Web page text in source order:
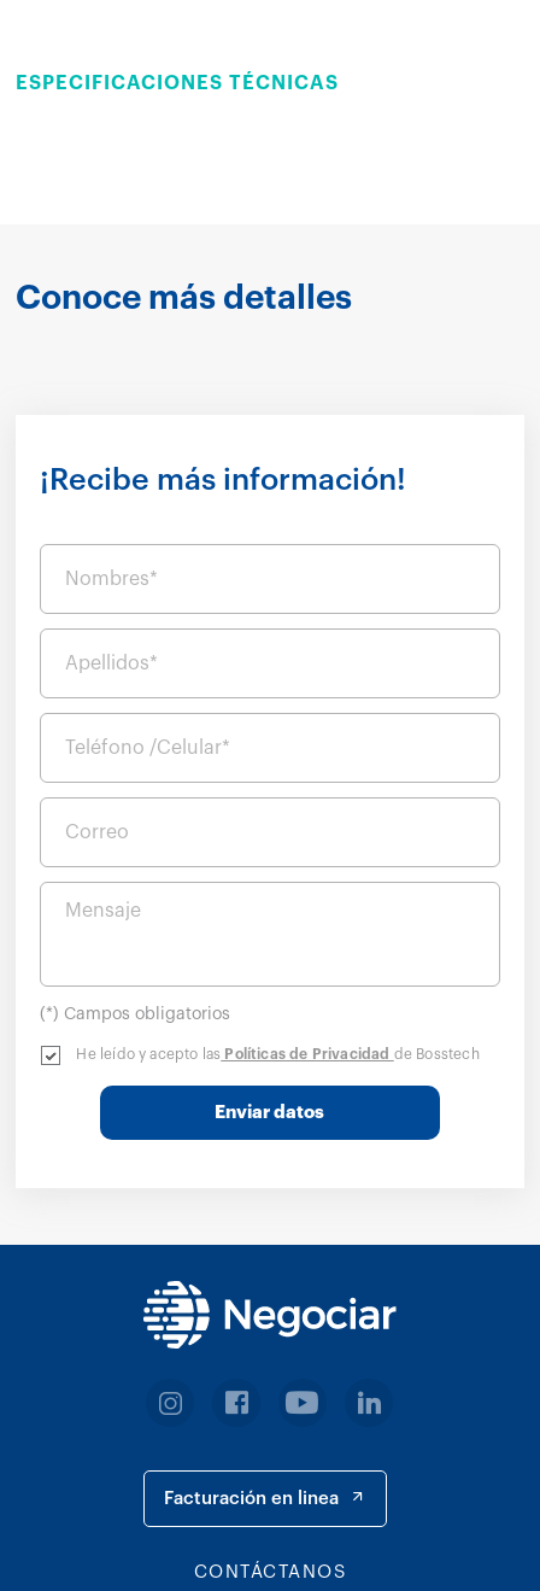
Conoce más detalles
¡Recibe más información!
Nombres*
Apellidos*
Teléfono /Celular*
Correo
Mensaje
(*) Campos obligatorios
He leído y acepto las Políticas de Privacidad de Bosstech
Enviar datos
ESPECIFICACIONES TÉCNICAS
Facturación en linea
CONTÁCTANOS